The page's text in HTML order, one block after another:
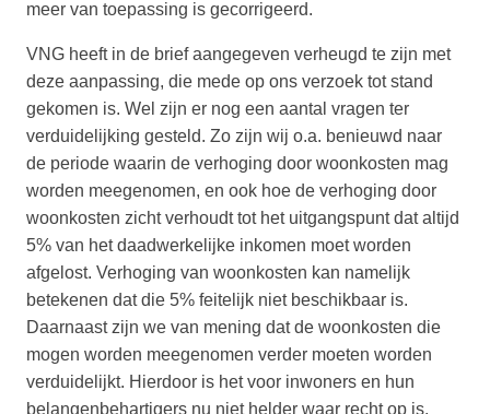
meer van toepassing is gecorrigeerd.
VNG heeft in de brief aangegeven verheugd te zijn met
deze aanpassing, die mede op ons verzoek tot stand
gekomen is. Wel zijn er nog een aantal vragen ter
verduidelijking gesteld. Zo zijn wij o.a. benieuwd naar
de periode waarin de verhoging door woonkosten mag
worden meegenomen, en ook hoe de verhoging door
woonkosten zicht verhoudt tot het uitgangspunt dat altijd
5% van het daadwerkelijke inkomen moet worden
afgelost. Verhoging van woonkosten kan namelijk
betekenen dat die 5% feitelijk niet beschikbaar is.
Daarnaast zijn we van mening dat de woonkosten die
mogen worden meegenomen verder moeten worden
verduidelijkt. Hierdoor is het voor inwoners en hun
belangenbehartigers nu niet helder waar recht op is.